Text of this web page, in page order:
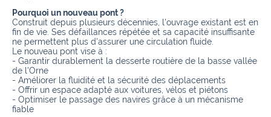
Pourquoi un nouveau pont ?
Construit depuis plusieurs décennies, l'ouvrage existant est en
fin de vie. Ses défaillances répétée et sa capacité insuffisante
ne permettent plus d'assurer une circulation fluide.
Le nouveau pont vise à :
- Garantir durablement la desserte routière de la basse vallée
de l'Orne
- Améliorer la fluidité et la sécurité des déplacements
- Offrir un espace adapté aux voitures, vélos et piétons
- Optimiser le passage des navires grâce à un mécanisme
fiable